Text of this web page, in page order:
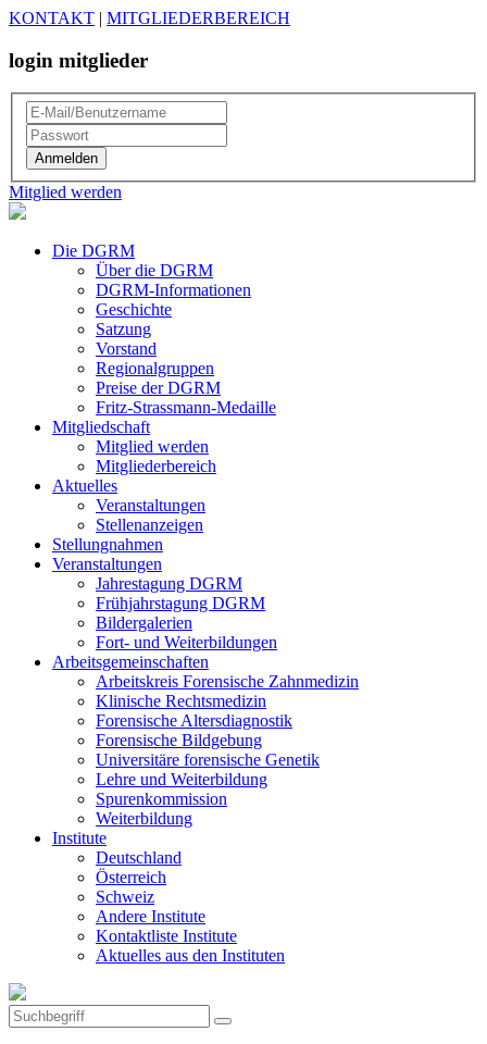
KONTAKT | MITGLIEDERBEREICH
login mitglieder
Mitglied werden
Die DGRM
Über die DGRM
DGRM-Informationen
Geschichte
Satzung
Vorstand
Regionalgruppen
Preise der DGRM
Fritz-Strassmann-Medaille
Mitgliedschaft
Mitglied werden
Mitgliederbereich
Aktuelles
Veranstaltungen
Stellenanzeigen
Stellungnahmen
Veranstaltungen
Jahrestagung DGRM
Frühjahrstagung DGRM
Bildergalerien
Fort- und Weiterbildungen
Arbeitsgemeinschaften
Arbeitskreis Forensische Zahnmedizin
Klinische Rechtsmedizin
Forensische Altersdiagnostik
Forensische Bildgebung
Universitäre forensische Genetik
Lehre und Weiterbildung
Spurenkommission
Weiterbildung
Institute
Deutschland
Österreich
Schweiz
Andere Institute
Kontaktliste Institute
Aktuelles aus den Instituten